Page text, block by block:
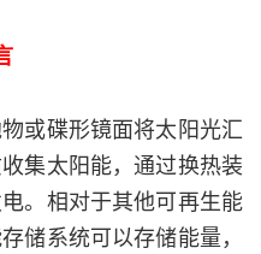
或碟形镜面将太阳光汇
集太阳能，通过换热装
。相对于其他可再生能
储系统可以存储能量，